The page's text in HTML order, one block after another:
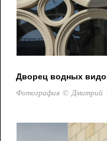
Дворец водных
Фотография © Дмитрий